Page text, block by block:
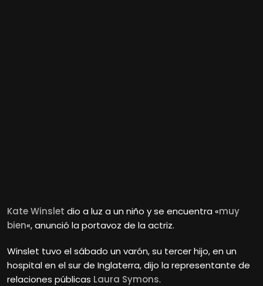
Kate Winslet dio a luz a un niño y se encuentra «muy
bien«, anunció la portavoz de la actriz.
Winslet tuvo el sábado un varón, su tercer hijo, en un
hospital en el sur de Inglaterra, dijo la representante de
relaciones públicas Laura Symons.